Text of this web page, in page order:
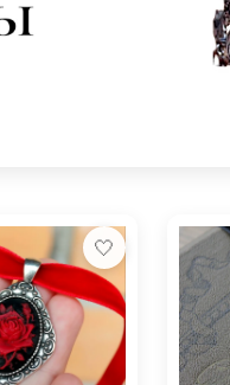
🤍